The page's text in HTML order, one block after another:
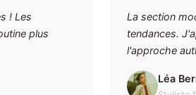
! Les
plus
La section
tendances.
l'approche
Léa